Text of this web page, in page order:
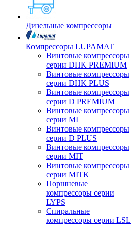
Дизельные компрессоры
Компрессоры LUPAMAT
Винтовые компрессоры
серии DHK PREMIUM
Винтовые компрессоры
серии DHK PLUS
Винтовые компрессоры
серии D PREMIUM
Винтовые компрессоры
серии MI
Винтовые компрессоры
серии D PLUS
Винтовые компрессоры
серии MIT
Винтовые компрессоры
серии MITK
Поршневые
компрессоры серии
LYPS
Спиральные
компрессоры серии LSL